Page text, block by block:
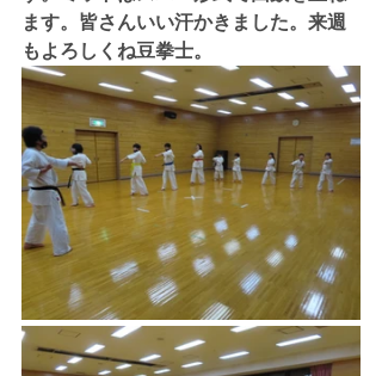
ます。皆さんいい汗かきました。来週
もよろしくね豆拳士。